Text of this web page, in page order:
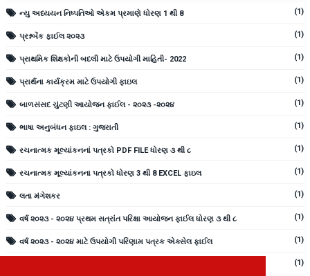
ન્યુ અધ્યયન નિષ્પતિઓ એકમ પ્રમાણે ધોરણ 1 થી 8 (1)
પ્રશ્નબેંક ફાઈલ ૨૦૨૩ (1)
પ્રાથમિક શિક્ષકોની બદલી માટે ઉપયોગી માહિતી- 2022 (1)
પ્રાર્થના કાર્યક્રમ માટે ઉપયોગી ફાઇલ (1)
બાળસંસદ ચુંટણી આયોજન ફાઈલ - ૨૦૨૩ -૨૦૨૪ (1)
ભાષા અનુબંધન ફાઇલ : ગુજરાતી (1)
રચનાત્મક મૂલ્યાંકનનાં પત્રકો PDF FILE ધોરણ ૩ થી ૮ (1)
રચનાત્મક મૂલ્યાંકનના પત્રકો ધોરણ 3 થી 8 EXCEL ફાઇલ (1)
લતા મંગેશકર (1)
વર્ષ ૨૦૨૩ - ૨૦૨૪ પ્રથમ સત્રાંત પરિક્ષા આયોજન ફાઈલ ધોરણ ૩ થી ૮ (1)
વર્ષ ૨૦૨૩ - ૨૦૨૪ માટે ઉપયોગી પરિણામ પત્રક એક્સેલ ફાઈલ (1)
(1)